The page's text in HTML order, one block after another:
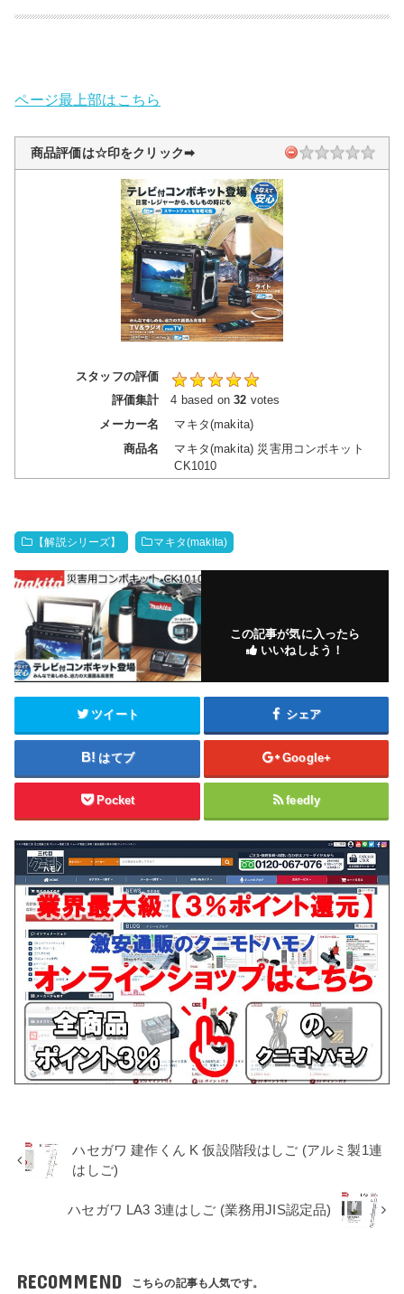
ページ最上部はこちら
商品評価は☆印をクリック➡︎
スタッフの評価
評価集計
4 based on32 votes
メーカー名
マキタ(makita)
商品名
マキタ(makita) 災害用コンボキット
CK1010
【解説シリーズ】 マキタ(makita)
この記事が気に入ったら
いいねしよう！
ツイート シェア
はてブ Google+
Pocket feedly
ハセガワ 建作くん K 仮設階段はしご (アルミ製1連
はしご)
ハセガワ LA3 3連はしご (業務用JIS認定品)
RECOMMEND こちらの記事も人気です。